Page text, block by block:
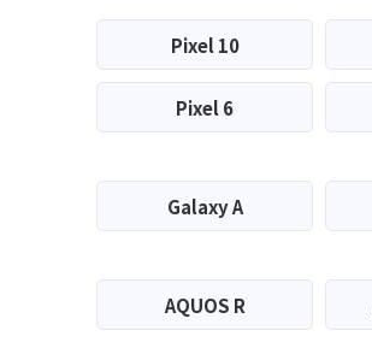
Pixel 10
Pixel 6
Galaxy A
AQUOS R